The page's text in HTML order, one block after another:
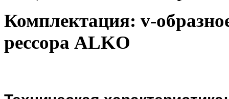
Комплектация: v-
рессора ALKO